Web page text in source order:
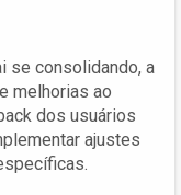
se consolidando, a
melhorias ao
dos usuários
ajustes